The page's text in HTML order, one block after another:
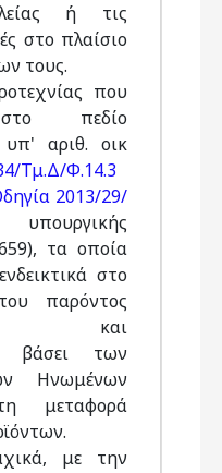
ή τις
στο πλαίσιο
τους.
που
πεδίο
αριθ. οικ
Τμ.Δ/Φ.14.3
2013/29/
υπουργικής
τα οποία
στο
παρόντος
και
βάσει των
Ηνωμένων
μεταφορά
με την